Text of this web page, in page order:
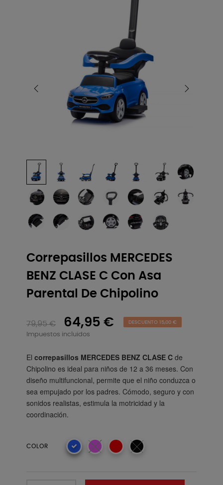
Correpasillos MERCEDES
BENZ CLASE C Con Asa
Parental De Chipolino
79,95 € 64,95 € DESCUENTO 15,00 €
Impuestos incluidos
El correpasillos MERCEDES BENZ CLASE C de
Chipolino es ideal para niños de 12 a 36 meses. Con
diseño multifuncional, permite que el niño conduzca o
sea empujado por los padres. Cómodo, seguro y con
sonidos realistas, estimula la motricidad y la
coordinación.
COLOR